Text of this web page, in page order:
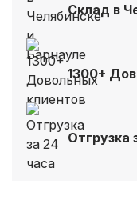
Склад в
1300+
Отгрузка